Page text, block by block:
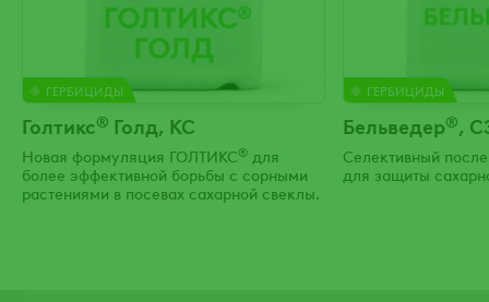
ГЕРБИЦИДЫ
Голтикс® Голд, КС
Новая формуляция ГОЛТИКС® для
более эффективной борьбы с сорными
растениями в посевах сахарной свеклы.
ГЕРБИЦИДЫ
Бельведер®,
Селективный
для защиты